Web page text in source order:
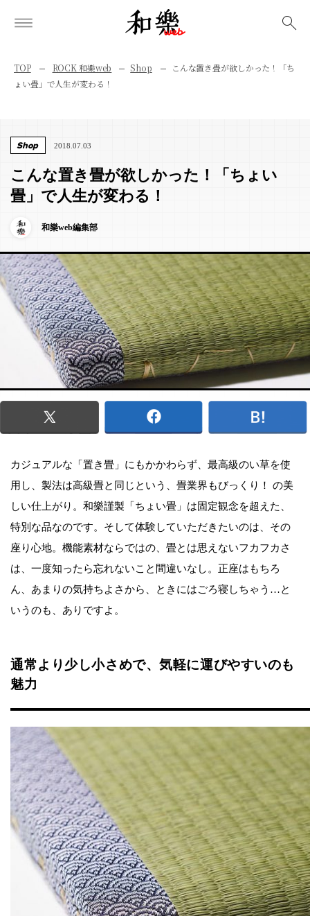
TOP ROCK 和樂web Shop
こんな置き畳が欲しかった！「ち
ょい畳」で人生が変わる！
Shop 2018.07.03
こんな置き畳が欲しかった！「ちょい
畳」で人生が変わる！
和樂web編集部
カジュアルな「置き畳」にもかかわらず、最高級のい草を使
用し、製法は高級畳と同じという、畳業界もびっくり！ の美
しい仕上がり。和樂謹製「ちょい畳」は固定観念を超えた、
特別な品なのです。そして体験していただきたいのは、その
座り心地。機能素材ならではの、畳とは思えないフカフカさ
は、一度知ったら忘れないこと間違いなし。正座はもちろ
ん、あまりの気持ちよさから、ときにはごろ寝しちゃう…と
いうのも、ありですよ。
通常より少し小さめで、気軽に運びやすいのも
魅力